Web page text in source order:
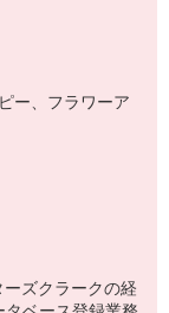
ー、フラワーア
ズクラークの経